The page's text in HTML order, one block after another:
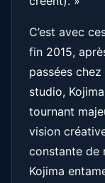
C’est avec
fin 2015,
passées chez
studio,
tournant
vision
constante de
Kojima